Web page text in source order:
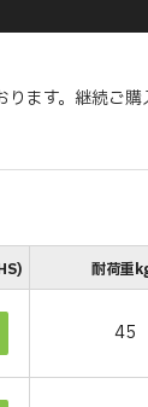
ます。継続ご
耐荷重
45